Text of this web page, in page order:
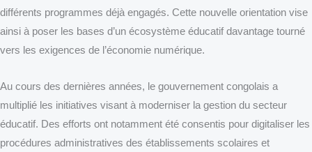
différents programmes déjà engagés. Cette nouvelle orientation vise
ainsi à poser les bases d’un écosystème éducatif davantage tourné
vers les exigences de l’économie numérique.
Au cours des dernières années, le gouvernement congolais a
multiplié les initiatives visant à moderniser la gestion du secteur
éducatif. Des efforts ont notamment été consentis pour digitaliser les
procédures administratives des établissements scolaires et